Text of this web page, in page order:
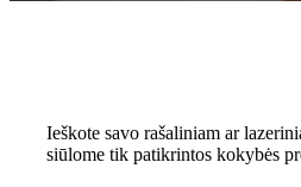
Ieškote savo rašaliniam ar
siūlome tik patikrintos kokybės